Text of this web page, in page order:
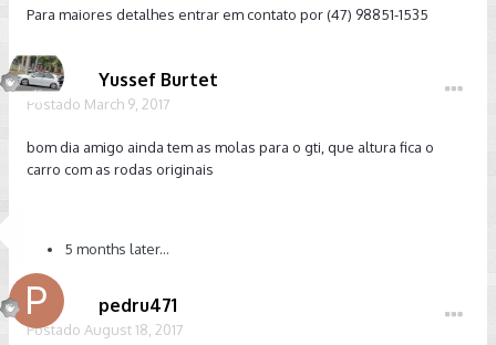
Para maiores detalhes entrar em contato por (47) 98851-1535
Yussef Burtet
Postado March 9, 2017
bom dia amigo ainda tem as molas para o gti, que altura fica o
carro com as rodas originais
5 months later...
pedru471
Postado August 18, 2017